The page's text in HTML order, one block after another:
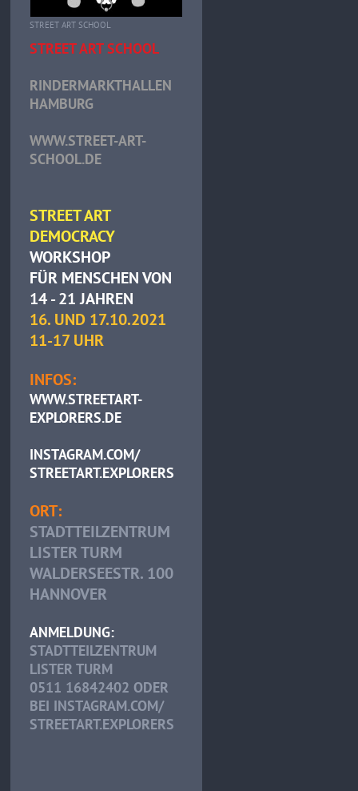
STREET ART SCHOOL
STREET ART SCHOOL
RINDERMARKTHALLEN
HAMBURG
WWW.STREET-ART-
SCHOOL.DE
STREET ART
DEMOCRACY
WORKSHOP
FÜR MENSCHEN VON
14 - 21 JAHREN
16. UND 17.10.2021
11-17 UHR
INFOS:
WWW.STREETART-
EXPLORERS.DE
INSTAGRAM.COM/
STREETART.EXPLORERS
ORT:
STADTTEILZENTRUM
LISTER TURM
WALDERSEESTR. 100
HANNOVER
ANMELDUNG:
STADTTEILZENTRUM
LISTER TURM
0511 16842402 ODER
BEI INSTAGRAM.COM/
STREETART.EXPLORERS